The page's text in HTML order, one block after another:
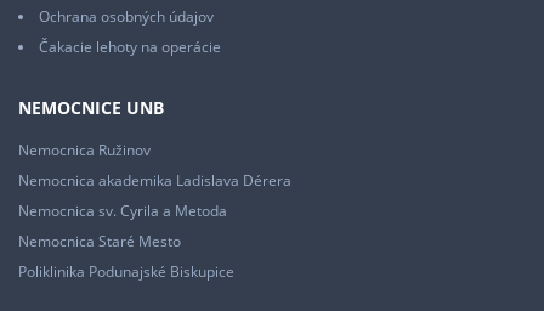
Ochrana osobných údajov
Čakacie lehoty na operácie
NEMOCNICE UNB
Nemocnica Ružinov
Nemocnica akademika Ladislava Dérera
Nemocnica sv. Cyrila a Metoda
Nemocnica Staré Mesto
Poliklinika Podunajské Biskupice